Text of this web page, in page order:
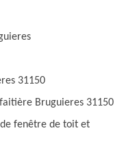
31150
Bruguieres 31150
fenêtre de toit et